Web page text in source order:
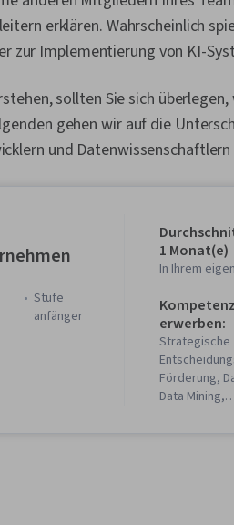
erklären. Wahrscheinlich
zur Implementierung von KI-
sollten Sie sich
gehen wir auf die
und Datenwissenschaftlern
stufe
anfänger
1 Monat(e)
In Ihrem
erwerben:
Strategische
Förderung,
Data Mining,